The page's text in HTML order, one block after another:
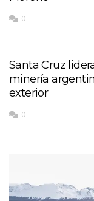
0
Santa Cruz
minería
exterior
0